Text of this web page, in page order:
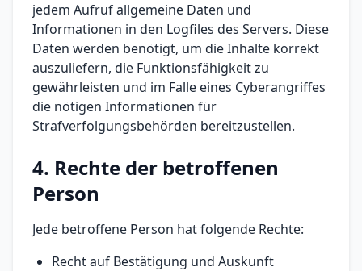
jedem Aufruf allgemeine Daten und
Informationen in den Logfiles des Servers. Diese
Daten werden benötigt, um die Inhalte korrekt
auszuliefern, die Funktionsfähigkeit zu
gewährleisten und im Falle eines Cyberangriffes
die nötigen Informationen für
Strafverfolgungsbehörden bereitzustellen.
4. Rechte der betroffenen
Person
Jede betroffene Person hat folgende Rechte:
Recht auf Bestätigung und Auskunft